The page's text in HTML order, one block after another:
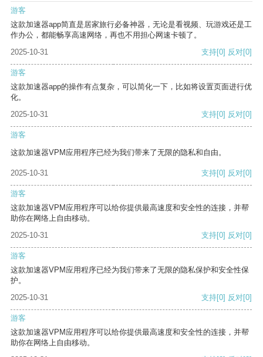
游客
这款加速器app简直是居家旅行必备神器，无论是看视频、玩游戏还是工
作办公，都能畅享高速网络，再也不用担心网速卡顿了。
2025-10-31
支持[0] 反对[0]
游客
这款加速器app的操作有点复杂，可以简化一下，比如将设置页面进行优
化。
2025-10-31
支持[0] 反对[0]
游客
这款加速器VPM应用程序已经为我们带来了无限的隐私和自由。
2025-10-31 支持[0] 反对[0]
游客
这款加速器VPM应用程序可以给你提供最高速度和安全性的连接，并帮
助你在网络上自由移动。
2025-10-31
支持[0] 反对[0]
游客
这款加速器VPM应用程序已经为我们带来了无限的隐私保护和安全性保
护。
2025-10-31
支持[0] 反对[0]
游客
这款加速器VPM应用程序可以给你提供最高速度和安全性的连接，并帮
助你在网络上自由移动。